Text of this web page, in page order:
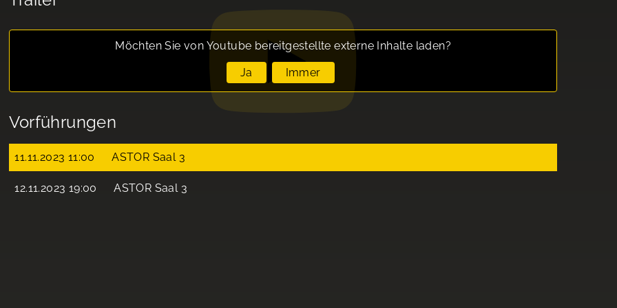
Möchten Sie von Youtube bereitgestellte externe Inhalte laden?
Ja Immer
Vorführungen
11.11.2023 11:00 ASTOR Saal 3
12.11.2023 19:00 ASTOR Saal 3